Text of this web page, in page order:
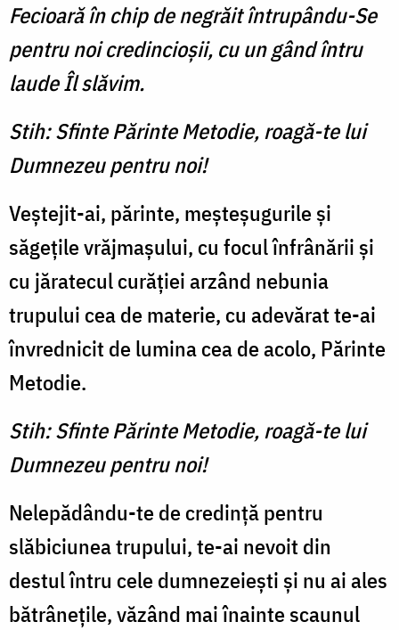
Fecioară în chip de negrăit întrupându-Se
pentru noi credincioşii, cu un gând întru
laude Îl slăvim.
Stih: Sfinte Părinte Metodie, roagă-te lui
Dumnezeu pentru noi!
Veştejit-ai, părinte, meşteşugurile şi
săgeţile vrăjmaşului, cu focul înfrânării şi
cu jăratecul curăţiei arzând nebunia
trupului cea de materie, cu adevărat te-ai
învrednicit de lumina cea de acolo, Părinte
Metodie.
Stih: Sfinte Părinte Metodie, roagă-te lui
Dumnezeu pentru noi!
Nelepădându-te de credinţă pentru
slăbiciunea trupului, te-ai nevoit din
destul întru cele dumnezeieşti şi nu ai ales
bătrâneţile, văzând mai înainte scaunul